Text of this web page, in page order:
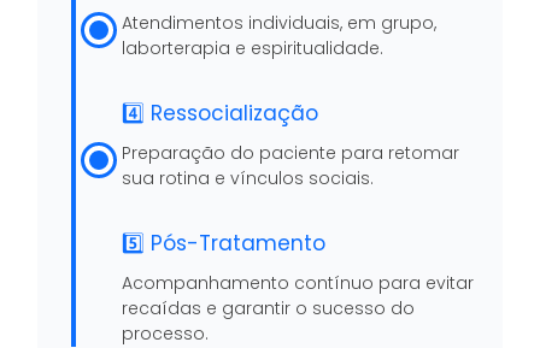
Atendimentos individuais, em grupo,
laborterapia e espiritualidade.
4️⃣ Ressocialização
Preparação do paciente para retomar
sua rotina e vínculos sociais.
5️⃣ Pós-Tratamento
Acompanhamento contínuo para evitar
recaídas e garantir o sucesso do
processo.